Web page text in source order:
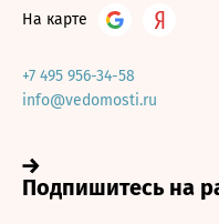
На карте
+7 495 956-34-58
info@vedomosti.ru